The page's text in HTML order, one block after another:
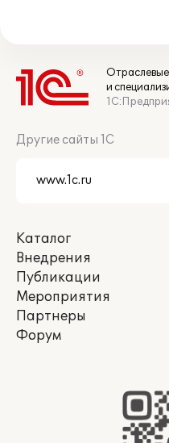
Отраслевые
и
Другие сайты 1С
Каталог
Внедрения
Публикации
Мероприятия
Партнеры
Форум